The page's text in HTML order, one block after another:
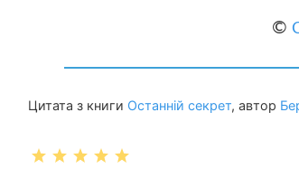
©
Цитата з книги Останній секрет, автор